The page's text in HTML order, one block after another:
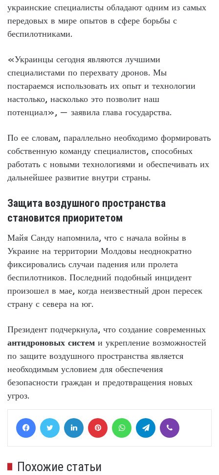
украинские специалисты обладают одним из самых
передовых в мире опытов в сфере борьбы с
беспилотниками.
«Украинцы сегодня являются лучшими
специалистами по перехвату дронов. Мы
постараемся использовать их опыт и технологии
настолько, насколько это позволит наш
потенциал», — заявила глава государства.
По ее словам, параллельно необходимо формировать
собственную команду специалистов, способных
работать с новыми технологиями и обеспечивать их
дальнейшее развитие внутри страны.
Защита воздушного пространства
становится приоритетом
Майя Санду напомнила, что с начала войны в
Украине на территории Молдовы неоднократно
фиксировались случаи падения или пролета
беспилотников. Последний подобный инцидент
произошел в мае, когда неизвестный дрон пересек
страну с севера на юг.
Президент подчеркнула, что создание современных
антидроновых систем и укрепление возможностей
по защите воздушного пространства является
необходимым условием для обеспечения
безопасности граждан и предотвращения новых
угроз.
FacebookTwitter LinkedIn Pinterest WhatsAppTelegram
Похожие статьи